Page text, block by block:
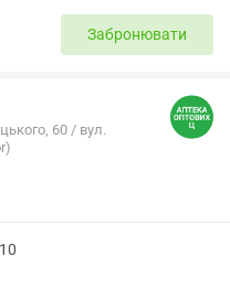
Забронювати
60 / вул.